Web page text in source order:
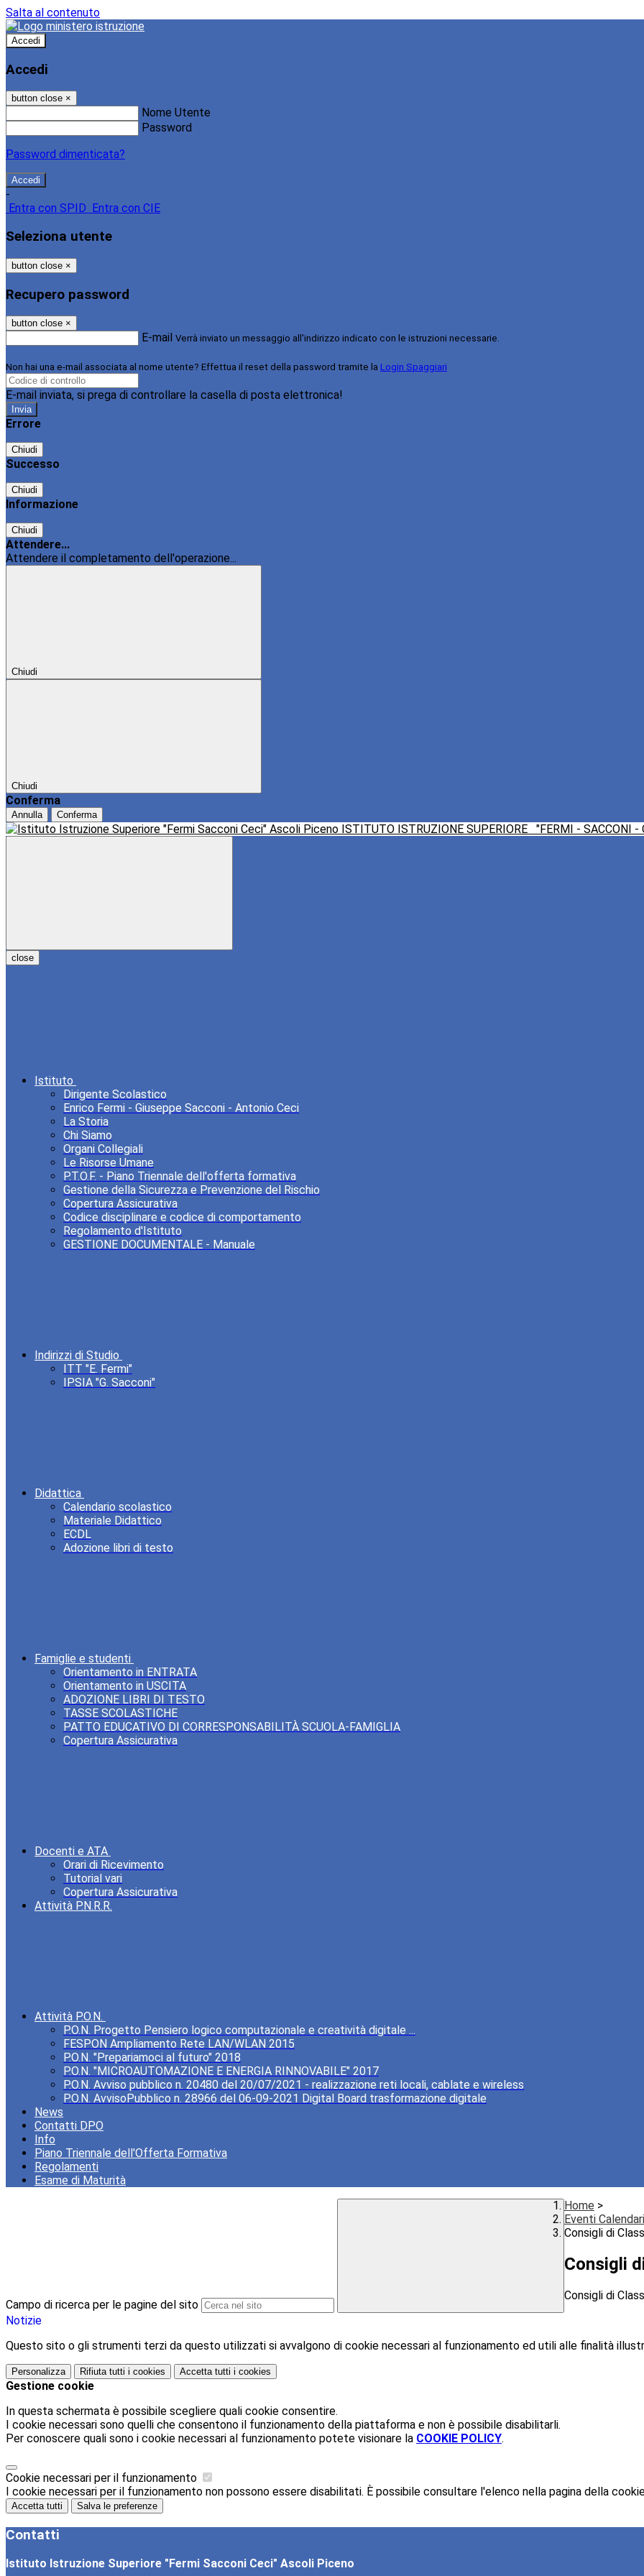
Salta al contenuto
Accedi
Accedi
button close ×
Nome Utente
Password
Password dimenticata?
-
Entra con SPID
Entra con CIE
Seleziona utente
button close ×
Recupero password
button close ×
E-mail Verrà inviato un messaggio all'indirizzo indicato con le istruzioni necessarie.
Non hai una e-mail associata al nome utente? Effettua il reset della password tramite la Login Spaggiari
E-mail inviata, si prega di controllare la casella di posta elettronica!
Errore
Chiudi
Successo
Chiudi
Informazione
Chiudi
Attendere...
Attendere il completamento dell'operazione...
Chiudi
Chiudi
Conferma
Annulla Conferma
ISTITUTO ISTRUZIONE SUPERIORE "FERMI - SACCONI -
close
Istituto
Dirigente Scolastico
Enrico Fermi - Giuseppe Sacconi - Antonio Ceci
La Storia
Chi Siamo
Organi Collegiali
Le Risorse Umane
P.T.O.F. - Piano Triennale dell'offerta formativa
Gestione della Sicurezza e Prevenzione del Rischio
Copertura Assicurativa
Codice disciplinare e codice di comportamento
Regolamento d'Istituto
GESTIONE DOCUMENTALE - Manuale
Indirizzi di Studio
ITT "E. Fermi"
IPSIA "G. Sacconi"
Didattica
Calendario scolastico
Materiale Didattico
ECDL
Adozione libri di testo
Famiglie e studenti
Orientamento in ENTRATA
Orientamento in USCITA
ADOZIONE LIBRI DI TESTO
TASSE SCOLASTICHE
PATTO EDUCATIVO DI CORRESPONSABILITÀ SCUOLA-FAMIGLIA
Copertura Assicurativa
Docenti e ATA
Orari di Ricevimento
Tutorial vari
Copertura Assicurativa
Attività P.N.R.R.
Attività P.O.N.
P.O.N. Progetto Pensiero logico computazionale e creatività digitale ...
FESPON Ampliamento Rete LAN/WLAN 2015
P.O.N. "Prepariamoci al futuro" 2018
P.O.N. "MICROAUTOMAZIONE E ENERGIA RINNOVABILE" 2017
P.O.N. Avviso pubblico n. 20480 del 20/07/2021 - realizzazione reti locali, cablate e wireless
P.O.N. AvvisoPubblico n. 28966 del 06-09-2021 Digital Board trasformazione digitale
News
Contatti DPO
Info
Piano Triennale dell'Offerta Formativa
Regolamenti
Esame di Maturità
Campo di ricerca per le pagine del sito
Home >
Eventi
Consigli di
Consigli
Consigli di
Notizie
Questo sito o gli strumenti terzi da questo utilizzati si avvalgono di cookie necessari al funzionamento ed utili alle finalità
Personalizza Rifiuta tutti i cookies Accetta tutti i cookies
Gestione cookie
In questa schermata è possibile scegliere quali cookie consentire.
I cookie necessari sono quelli che consentono il funzionamento della piattaforma e non è possibile disabilitarli.
Per conoscere quali sono i cookie necessari al funzionamento potete visionare la COOKIE POLICY.
Cookie necessari per il funzionamento
I cookie necessari per il funzionamento non possono essere disabilitati. È possibile consultare l'elenco nella pagina della
Accetta tutti Salva le preferenze
Contatti
Istituto Istruzione Superiore "Fermi Sacconi Ceci" Ascoli Piceno